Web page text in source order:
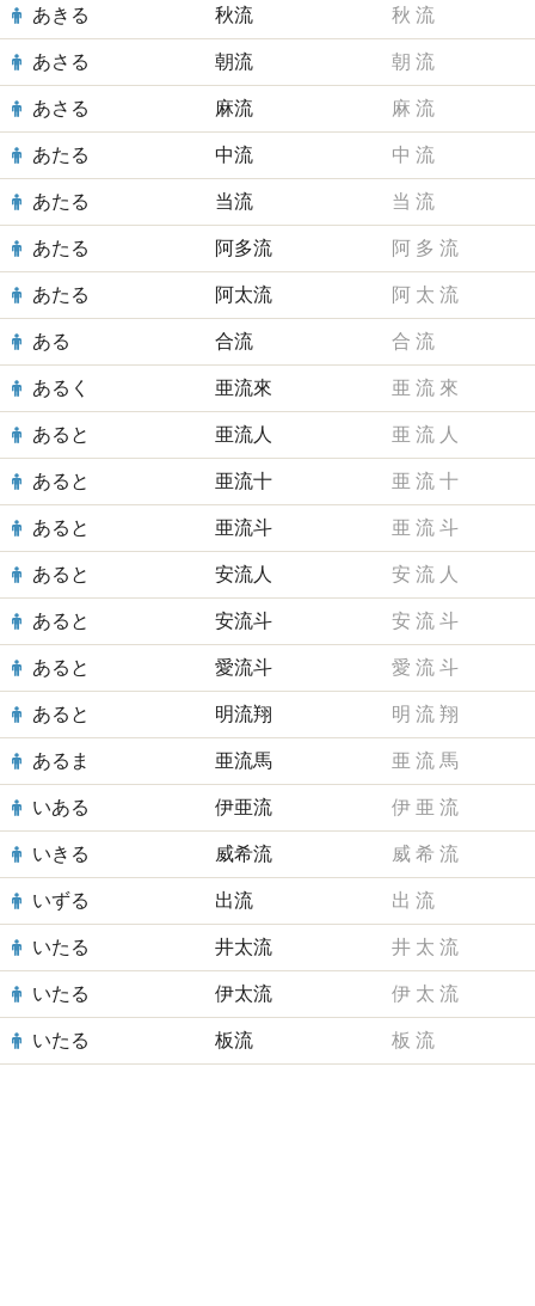
あきる 秋流 秋 流
あさる 朝流 朝 流
あさる 麻流 麻 流
あたる 中流 中 流
あたる 当流 当 流
あたる 阿多流 阿 多 流
あたる 阿太流 阿 太 流
ある 合流 合 流
あるく 亜流來 亜 流 來
あると 亜流人 亜 流 人
あると 亜流十 亜 流 十
あると 亜流斗 亜 流 斗
あると 安流人 安 流 人
あると 安流斗 安 流 斗
あると 愛流斗 愛 流 斗
あると 明流翔 明 流 翔
あるま 亜流馬 亜 流 馬
いある 伊亜流 伊 亜 流
いきる 威希流 威 希 流
いずる 出流 出 流
いたる 井太流 井 太 流
いたる 伊太流 伊 太 流
いたる 板流 板 流